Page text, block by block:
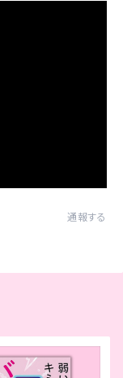
通報する